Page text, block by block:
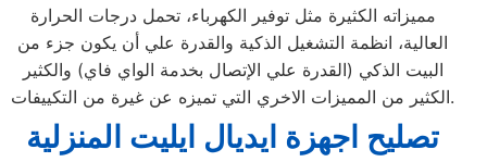
مميزاته الكثيرة مثل توفير الكهرباء، تحمل درجات الحرارة
العالية، انظمة التشغيل الذكية والقدرة علي أن يكون جزء من
البيت الذكي (القدرة علي الإتصال بخدمة الواي فاي) والكثير
الكثير من المميزات الاخري التي تميزه عن غيرة من التكييفات.
تصليح اجهزة ايديال ايليت المنزلية